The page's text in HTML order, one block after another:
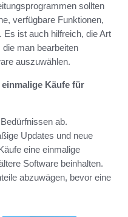
sollten
verfügbare Funktionen,
Es ist auch hilfreich, die Art
man bearbeiten
auszuwählen.
Käufe für
ab.
Updates und neue
eine einmalige
Software beinhalten.
abzuwägen, bevor eine